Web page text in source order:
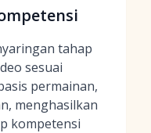
tahap
sesuai
permainan,
menghasilkan
kompetensi